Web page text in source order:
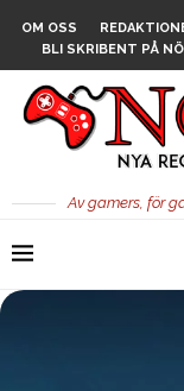
OM OSS
BLI SKRIBENT PÅ
Av gamers, för